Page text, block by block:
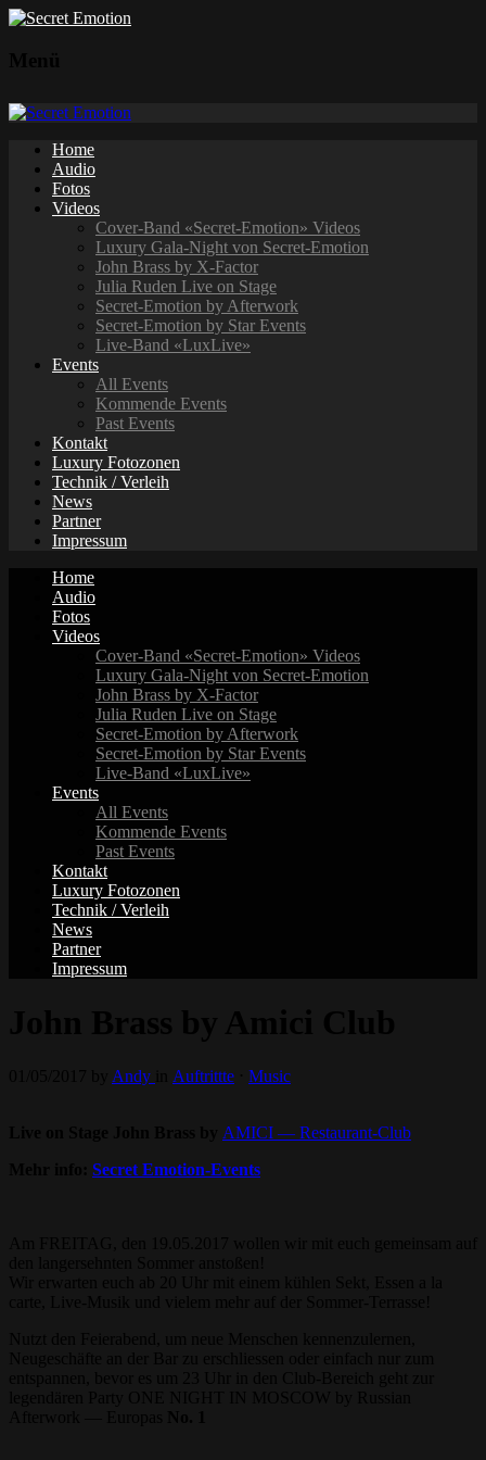
Home
Audio
Fotos
Videos
Cover-Band «Secret-Emotion» Videos
Luxury Gala-Night von Secret-Emotion
John Brass by X-Factor
Julia Ruden Live on Stage
Secret-Emotion by Afterwork
Secret-Emotion by Star Events
Live-Band «LuxLive»
Events
All Events
Kommende Events
Past Events
Kontakt
Luxury Fotozonen
Technik / Verleih
News
Partner
Impressum
Home
Audio
Fotos
Videos
Cover-Band «Secret-Emotion» Videos
Luxury Gala-Night von Secret-Emotion
John Brass by X-Factor
Julia Ruden Live on Stage
Secret-Emotion by Afterwork
Secret-Emotion by Star Events
Live-Band «LuxLive»
Events
All Events
Kommende Events
Past Events
Kontakt
Luxury Fotozonen
Technik / Verleih
News
Partner
Impressum
Andy Auftrittte Music
AMICI — Restaurant-Club
Secret Emotion-Events